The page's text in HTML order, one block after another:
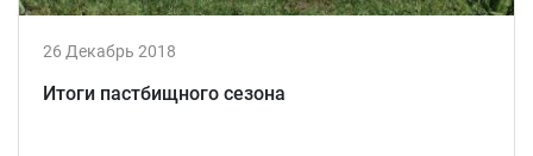
26 Декабрь 2018
Итоги пастбищного сезона